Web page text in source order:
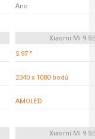
Ano
Xiaomi Mi 9 SE
5.97 "
2340 x 1080 bodů
AMOLED
Xiaomi Mi 9 SE